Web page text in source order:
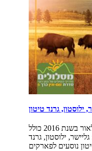
הספר זום-אין כרך 5 יצא לאור בשנת 2016 כולל
ילוסטון, גרנד